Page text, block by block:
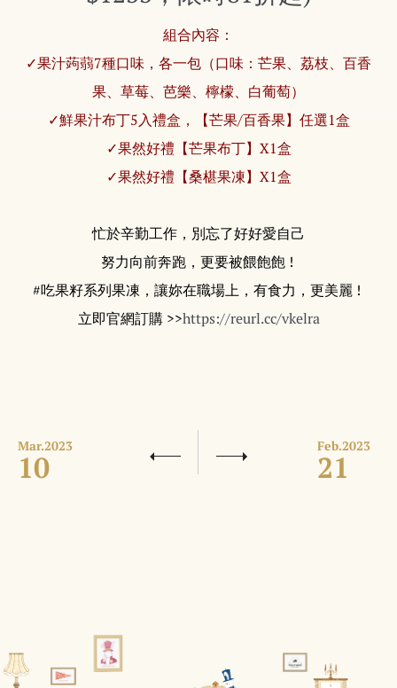
組合內容：
✓果汁蒟蒻7種口味，各一包 （口味：芒果、荔枝、百香
果、草莓、芭樂、檸檬、白葡萄）
✓鮮果汁布丁5入禮盒，【芒果/百香果】任選1盒
✓果然好禮【芒果布丁】X1盒
✓果然好禮【桑椹果凍】X1盒
忙於辛勤工作，別忘了好好愛自己
努力向前奔跑，更要被餵飽飽 !
#吃果籽系列果凍，讓妳在職場上，有食力，更美麗 !
立即官網訂購 >>https://reurl.cc/vkelra
Mar.2023
10 Feb.2023
21